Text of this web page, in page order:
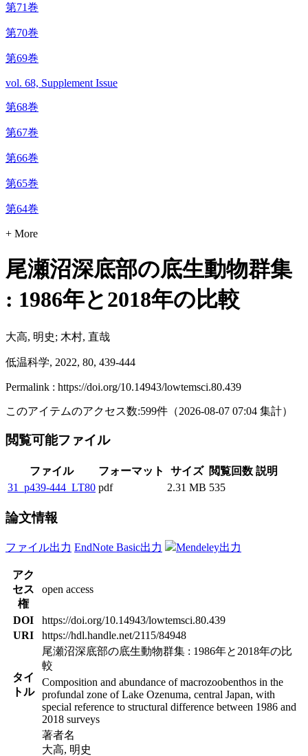
第71巻
第70巻
第69巻
vol. 68, Supplement Issue
第68巻
第67巻
第66巻
第65巻
第64巻
+ More
尾瀬沼深底部の底生動物群集
: 1986年と2018年の比較
大高, 明史; 木村, 直哉
低温科学, 2022, 80, 439-444
Permalink : https://doi.org/10.14943/lowtemsci.80.439
このアイテムのアクセス数:599件 （2026-08-07 07:04 集計）
閲覧可能ファイル
ファイル フォーマット サイズ 閲覧回数 説明
31_p439-444_LT80 pdf 2.31 MB 535
論文情報
ファイル出力 EndNote Basic出力 Mendeley出力
アク
セス
権
open access
DOI
https://doi.org/10.14943/lowtemsci.80.439
URI
https://hdl.handle.net/2115/84948
タイ
トル
尾瀬沼深底部の底生動物群集 : 1986年と2018年の比
較
Composition and abundance of macrozoobenthos in the
profundal zone of Lake Ozenuma, central Japan, with
special reference to structural difference between 1986 and
2018 surveys
著者名
大高, 明史